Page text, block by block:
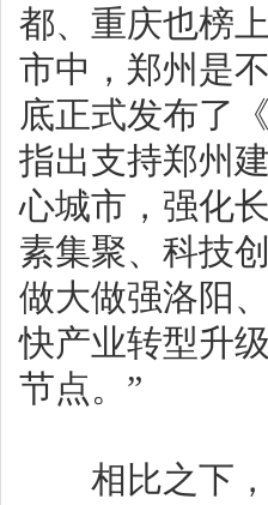
都、重庆也榜
市中，郑州是
底正式发布了
指出支持郑州
心城市，强化
素集聚、科技
做大做强洛阳
快产业转型升
节点。”
相比之下，